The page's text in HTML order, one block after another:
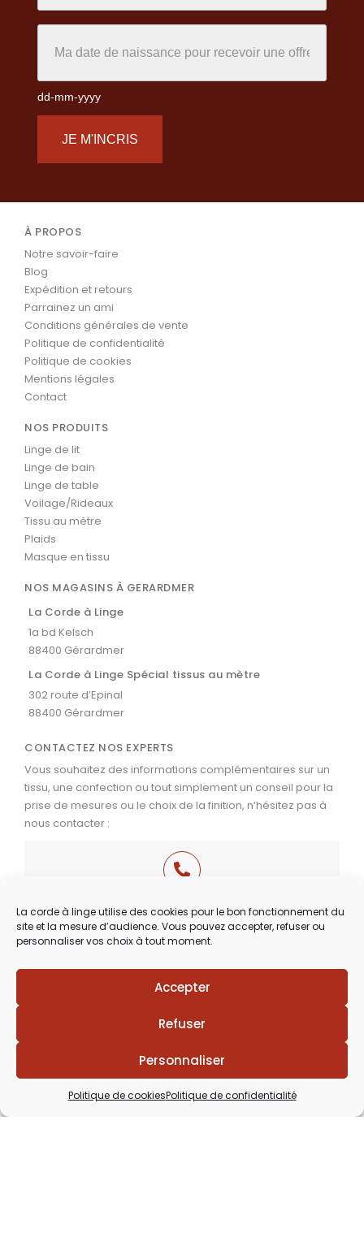
La corde à linge utilise des cookies pour le bon fonctionnement du
site et la mesure d’audience. Vous pouvez accepter, refuser ou
personnaliser vos choix à tout moment.
Accepter
Refuser
Personnaliser
Politique de cookiesPolitique de confidentialité
dd-mm-yyyy
JE M'INCRIS
À PROPOS
Notre savoir-faire
Blog
Expédition et retours
Parrainez un ami
Conditions générales de vente
Politique de confidentialité
Politique de cookies
Mentions légales
Contact
NOS PRODUITS
Linge de lit
Linge de bain
Linge de table
Voilage/Rideaux
Tissu au mètre
Plaids
Masque en tissu
NOS MAGASINS À GERARDMER
La Corde à Linge
1a bd Kelsch
88400 Gérardmer
La Corde à Linge Spécial tissus au mètre
302 route d’Epinal
88400 Gérardmer
CONTACTEZ NOS EXPERTS
Vous souhaitez des informations complémentaires sur un
tissu, une confection ou tout simplement un conseil pour la
prise de mesures ou le choix de la finition, n’hésitez pas à
nous contacter :
03 29 60 49 17
Du Mardi au Samedi
de 9h30 à 12h00 & de 14h00 à 18h30